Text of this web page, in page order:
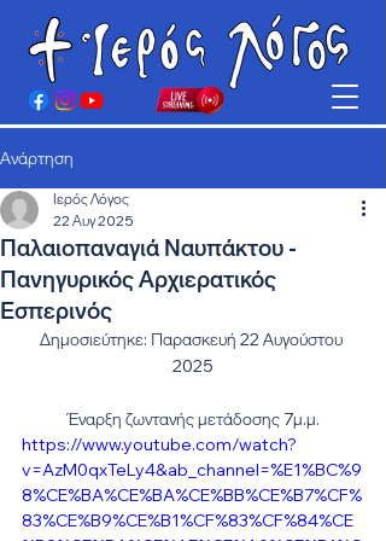
Ανάρτηση
Παλαιοπαναγιά Ναυπάκτου -
Πανηγυρικός Αρχιερατικός
Εσπερινός
Ιερός Λόγος
22 Αυγ 2025
Δημοσιεύτηκε: Παρασκευή 22 Αυγούστου
2025
Έναρξη ζωντανής μετάδοσης 7μ.μ.
https://www.youtube.com/watch?
v=AzM0qxTeLy4&ab_channel=%E1%BC%9
8%CE%BA%CE%BA%CE%BB%CE%B7%CF%
83%CE%B9%CE%B1%CF%83%CF%84%CE